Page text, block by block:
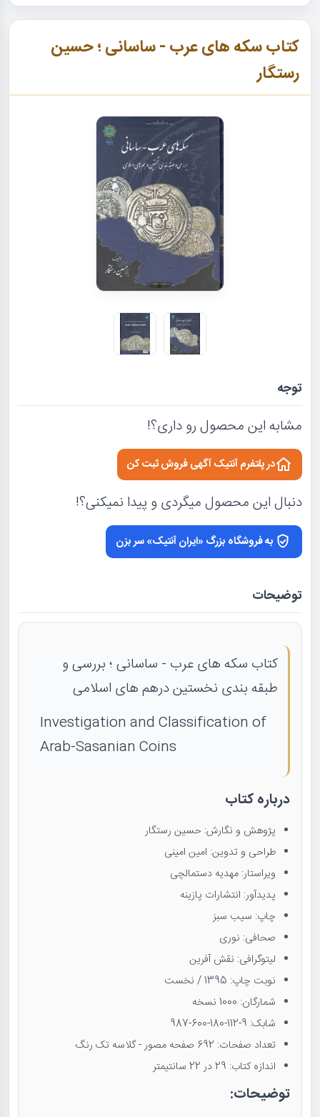
کتاب سکه های عرب - ساسانی ؛ حسین
رستگار
توجه
مشابه این محصول رو داری؟!
در پلتفرم آنتیک آگهی فروش ثبت کن
دنبال این محصول میگردی و پیدا نمیکنی؟!
به فروشگاه بزرگ «ایران آنتیک» سر بزن
توضیحات
کتاب سکه های عرب - ساسانی ؛ بررسی و
طبقه بندی نخستین درهم های اسلامی
Investigation and Classification of
Arab-Sasanian Coins
درباره کتاب
پژوهش و نگارش: حسین رستگار
طراحی و تدوین: امین امینی
ویراستار: مهدیه دستمالچی
پدیدآور: انتشارات پازینه
چاپ: سیب سبز
صحافی: نوری
لیتوگرافی: نقش آفرین
نوبت چاپ: 1395 / نخست
شمارگان: 1000 نسخه
شابک: 9-112-180-600-987
تعداد صفحات: 692 صفحه مصور - گلاسه تک رنگ
اندازه کتاب: 29 در 22 سانتیمتر
توضیحات: